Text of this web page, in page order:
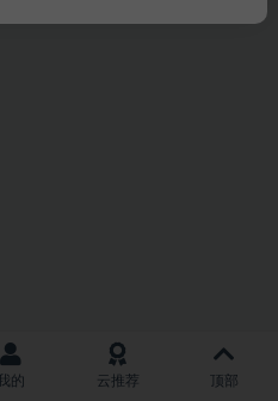
的 云推荐 顶部